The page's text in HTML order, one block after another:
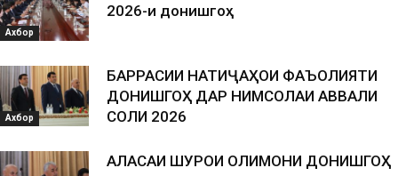
Ахбор
2026-и донишгоҳ
Ахбор
БАРРАСИИ НАТИҶАҲОИ ФАЪОЛИЯТИ
ДОНИШГОҲ ДАР НИМСОЛАИ АВВАЛИ
СОЛИ 2026
АЛАСАИ ШУРОИ ОЛИМОНИ ДОНИШГОҲ